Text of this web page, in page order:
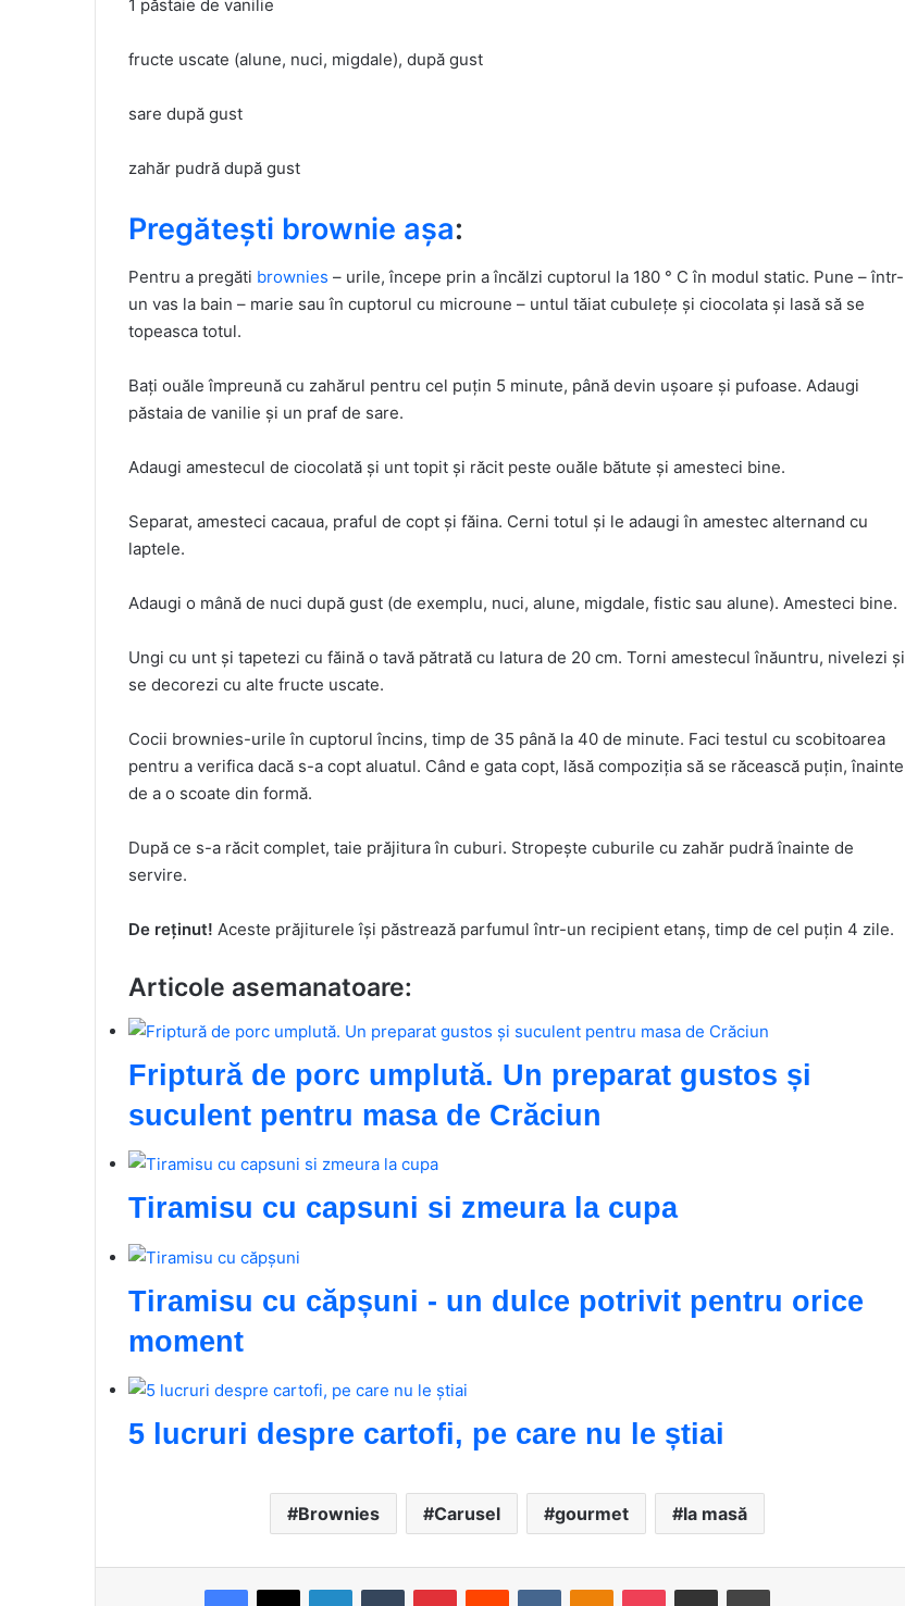
1 păstaie de vanilie
fructe uscate (alune, nuci, migdale), după gust
sare după gust
zahăr pudră după gust
Pregătești brownie așa:
Pentru a pregăti brownies – urile, începe prin a încălzi cuptorul la 180 ° C în modul static. Pune – într-
un vas la bain – marie sau în cuptorul cu microune – untul tăiat cubulețe și ciocolata și lasă să se
topeasca totul.
Bați ouăle împreună cu zahărul pentru cel puțin 5 minute, până devin ușoare și pufoase. Adaugi
păstaia de vanilie și un praf de sare.
Adaugi amestecul de ciocolată și unt topit și răcit peste ouăle bătute și amesteci bine.
Separat, amesteci cacaua, praful de copt și făina. Cerni totul și le adaugi în amestec alternand cu
laptele.
Adaugi o mână de nuci după gust (de exemplu, nuci, alune, migdale, fistic sau alune). Amesteci bine.
Ungi cu unt și tapetezi cu făină o tavă pătrată cu latura de 20 cm. Torni amestecul înăuntru, nivelezi și
se decorezi cu alte fructe uscate.
Cocii brownies-urile în cuptorul încins, timp de 35 până la 40 de minute. Faci testul cu scobitoarea
pentru a verifica dacă s-a copt aluatul. Când e gata copt, lăsă compoziția să se răcească puțin, înainte
de a o scoate din formă.
După ce s-a răcit complet, taie prăjitura în cuburi. Stropește cuburile cu zahăr pudră înainte de
servire.
De reținut! Aceste prăjiturele își păstrează parfumul într-un recipient etanș, timp de cel puțin 4 zile.
Articole asemanatoare:
Friptură de porc umplută. Un preparat gustos și
suculent pentru masa de Crăciun
Tiramisu cu capsuni si zmeura la cupa
Tiramisu cu căpșuni - un dulce potrivit pentru orice
moment
5 lucruri despre cartofi, pe care nu le știai
Brownies Carusel gourmet la masă